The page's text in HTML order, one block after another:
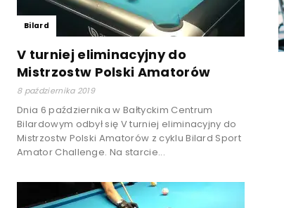
Bilard
V turniej eliminacyjny do
Mistrzostw Polski Amatorów
8 października 2019
Dnia 6 października w Bałtyckim Centrum
Bilardowym odbył się V turniej eliminacyjny do
Mistrzostw Polski Amatorów z cyklu Bilard Sport
Amator Challenge. Na starcie...